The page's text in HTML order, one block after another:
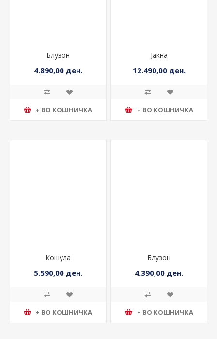
Блузон
4.890,00 ден.
+ ВО КОШНИЧКА
Јакна
12.490,00 ден.
+ ВО КОШНИЧКА
Кошула
5.590,00 ден.
+ ВО КОШНИЧКА
Блузон
4.390,00 ден.
+ ВО КОШНИЧКА